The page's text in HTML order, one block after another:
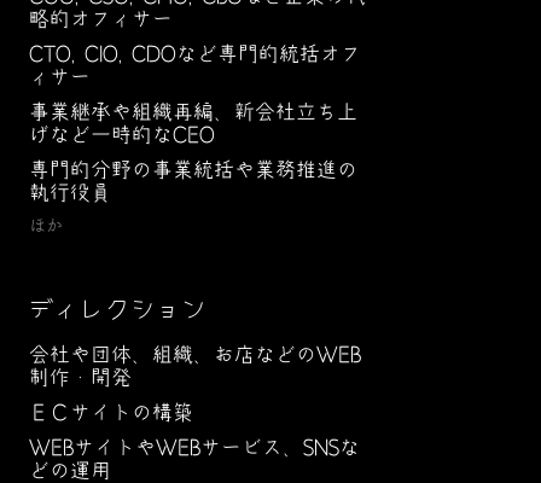
略的オフィサー
CTO, CIO, CDOなど専門的統括オフ
ィサー
事業継承や組織再編、新会社立ち上
げなど一時的なCEO
専門的分野の事業統括や業務推進の
執行役員
ほか
ディレクション
会社や団体、組織、お店などのWEB
制作・開発
ＥＣサイトの構築
WEBサイトやWEBサービス、SNSな
どの運用